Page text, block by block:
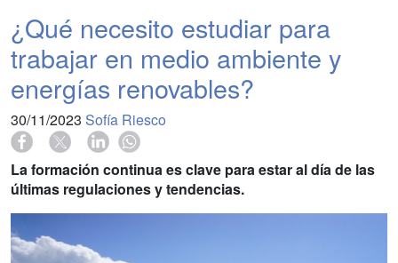
¿Qué necesito estudiar para
trabajar en medio ambiente y
energías renovables?
30/11/2023 Sofía Riesco
La formación continua es clave para estar al día de las
últimas regulaciones y tendencias.